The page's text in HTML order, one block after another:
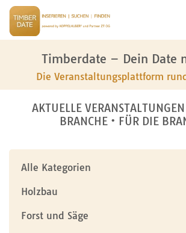
Timberdate – Dein Date
Die Veranstaltungsplattform
AKTUELLE
BRANCHE • FÜR DIE
Alle Kategorien
Holzbau
Forst und Säge